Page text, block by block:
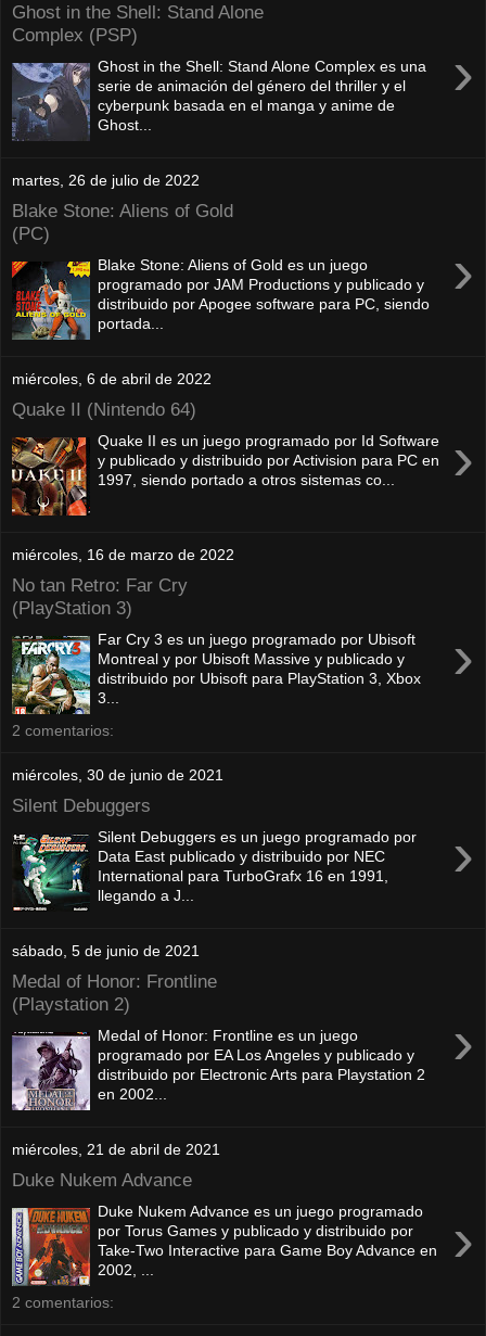
Ghost in the Shell: Stand Alone
Complex (PSP)
›
Ghost in the Shell: Stand Alone Complex es una
serie de animación del género del thriller y el
cyberpunk basada en el manga y anime de
Ghost...
martes, 26 de julio de 2022
Blake Stone: Aliens of Gold
(PC)
›
Blake Stone: Aliens of Gold es un juego
programado por JAM Productions y publicado y
distribuido por Apogee software para PC, siendo
portada...
miércoles, 6 de abril de 2022
Quake II (Nintendo 64)
›
Quake II es un juego programado por Id Software
y publicado y distribuido por Activision para PC en
1997, siendo portado a otros sistemas co...
miércoles, 16 de marzo de 2022
No tan Retro: Far Cry
(PlayStation 3)
›
Far Cry 3 es un juego programado por Ubisoft
Montreal y por Ubisoft Massive y publicado y
distribuido por Ubisoft para PlayStation 3, Xbox
3...
2 comentarios:
miércoles, 30 de junio de 2021
Silent Debuggers
›
Silent Debuggers es un juego programado por
Data East publicado y distribuido por NEC
International para TurboGrafx 16 en 1991,
llegando a J...
sábado, 5 de junio de 2021
Medal of Honor: Frontline
(Playstation 2)
›
Medal of Honor: Frontline es un juego
programado por EA Los Angeles y publicado y
distribuido por Electronic Arts para Playstation 2
en 2002...
miércoles, 21 de abril de 2021
Duke Nukem Advance
›
Duke Nukem Advance es un juego programado
por Torus Games y publicado y distribuido por
Take-Two Interactive para Game Boy Advance en
2002, ...
2 comentarios: